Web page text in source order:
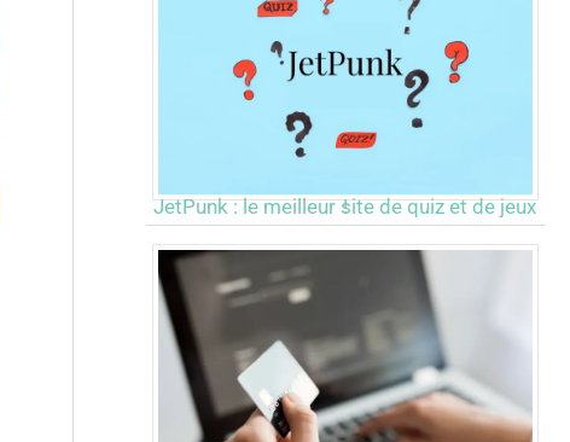
JetPunk : le meilleur site de quiz et de jeux !